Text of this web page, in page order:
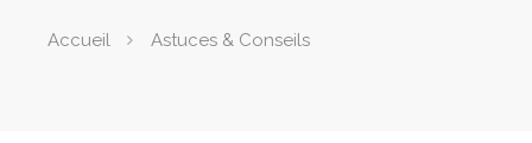
Accueil Astuces & Conseils